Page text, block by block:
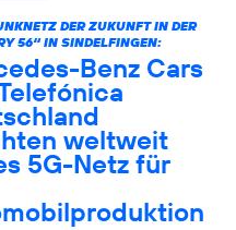
DER ZUKUNFT IN DER
56“ IN SINDELFINGEN:
Benz Cars
weltweit
5G-Netz für